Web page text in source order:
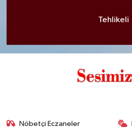
Tehlikeli
Nöbetçi Eczaneler